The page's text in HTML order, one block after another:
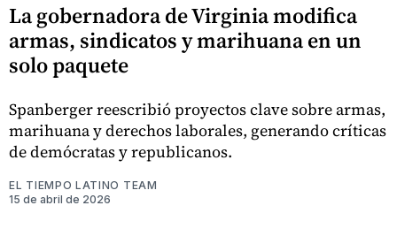
La gobernadora de Virginia modifica
armas, sindicatos y marihuana en un
solo paquete
Spanberger reescribió proyectos clave sobre armas,
marihuana y derechos laborales, generando críticas
de demócratas y republicanos.
EL TIEMPO LATINO TEAM
15 de abril de 2026